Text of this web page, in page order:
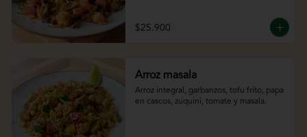
$25.900
Arroz masala
Arroz integral, garbanzos, tofu frito, papa
en cascos, zuquini, tomate y masala.